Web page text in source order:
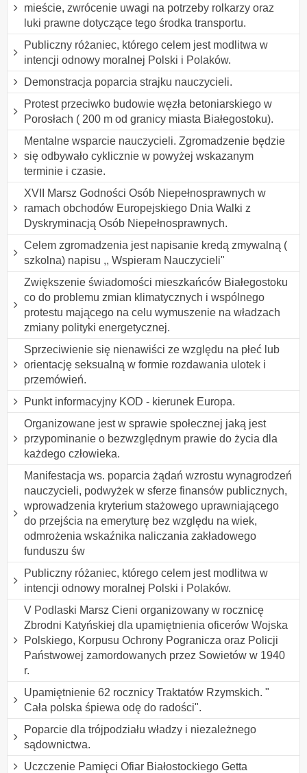
mieście, zwrócenie uwagi na potrzeby rolkarzy oraz
luki prawne dotyczące tego środka transportu.
Publiczny różaniec, którego celem jest modlitwa w
intencji odnowy moralnej Polski i Polaków.
Demonstracja poparcia strajku nauczycieli.
Protest przeciwko budowie węzła betoniarskiego w
Porosłach ( 200 m od granicy miasta Białegostoku).
Mentalne wsparcie nauczycieli. Zgromadzenie będzie
się odbywało cyklicznie w powyżej wskazanym
terminie i czasie.
XVII Marsz Godności Osób Niepełnosprawnych w
ramach obchodów Europejskiego Dnia Walki z
Dyskryminacją Osób Niepełnosprawnych.
Celem zgromadzenia jest napisanie kredą zmywalną (
szkolna) napisu ,, Wspieram Nauczycieli"
Zwiększenie świadomości mieszkańców Białegostoku
co do problemu zmian klimatycznych i wspólnego
protestu mającego na celu wymuszenie na władzach
zmiany polityki energetycznej.
Sprzeciwienie się nienawiści ze względu na płeć lub
orientację seksualną w formie rozdawania ulotek i
przemówień.
Punkt informacyjny KOD - kierunek Europa.
Organizowane jest w sprawie społecznej jaką jest
przypominanie o bezwzględnym prawie do życia dla
każdego człowieka.
Manifestacja ws. poparcia żądań wzrostu wynagrodzeń
nauczycieli, podwyżek w sferze finansów publicznych,
wprowadzenia kryterium stażowego uprawniającego
do przejścia na emeryturę bez względu na wiek,
odmrożenia wskaźnika naliczania zakładowego
funduszu św
Publiczny różaniec, którego celem jest modlitwa w
intencji odnowy moralnej Polski i Polaków.
V Podlaski Marsz Cieni organizowany w rocznicę
Zbrodni Katyńskiej dla upamiętnienia oficerów Wojska
Polskiego, Korpusu Ochrony Pogranicza oraz Policji
Państwowej zamordowanych przez Sowietów w 1940
r.
Upamiętnienie 62 rocznicy Traktatów Rzymskich. "
Cała polska śpiewa odę do radości".
Poparcie dla trójpodziału władzy i niezależnego
sądownictwa.
Uczczenie Pamięci Ofiar Białostockiego Getta